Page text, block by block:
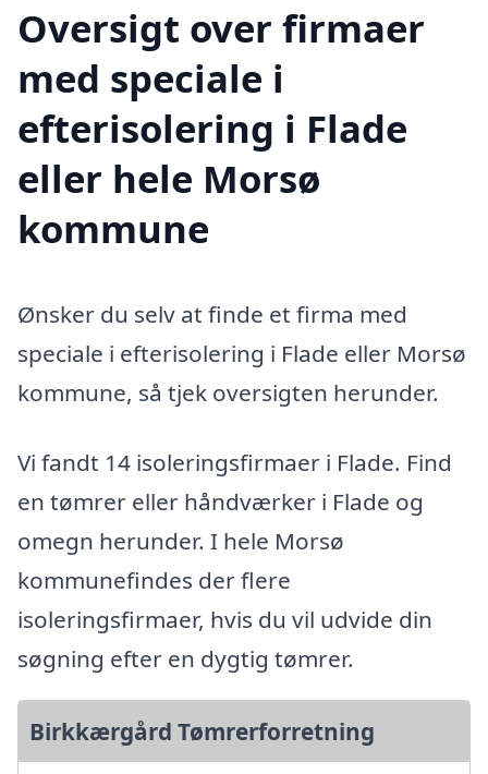
Oversigt over firmaer
med speciale i
efterisolering i Flade
eller hele Morsø
kommune
Ønsker du selv at finde et firma med
speciale i efterisolering i Flade eller Morsø
kommune, så tjek oversigten herunder.
Vi fandt 14 isoleringsfirmaer i Flade. Find
en tømrer eller håndværker i Flade og
omegn herunder. I hele Morsø
kommunefindes der flere
isoleringsfirmaer, hvis du vil udvide din
søgning efter en dygtig tømrer.
Birkkærgård Tømrerforretning